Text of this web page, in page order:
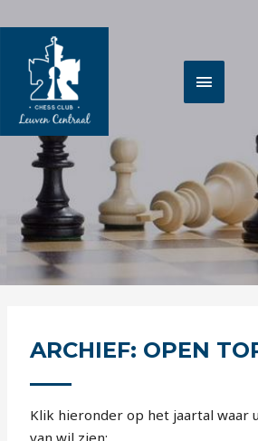
naar
inhoud
ARCHIEF: OPEN
Klik hieronder op het jaartal waar
van wil zien: